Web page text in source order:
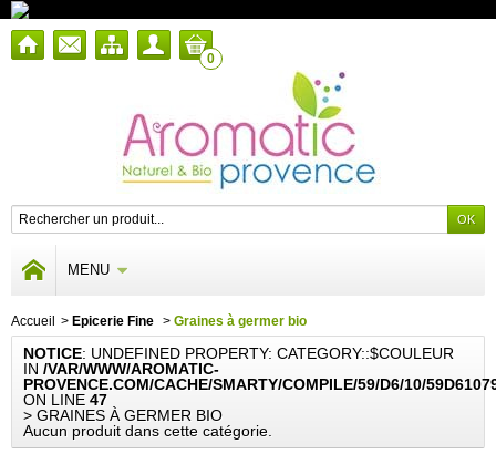
0
MENU
Accueil > Epicerie Fine > Graines à germer bio
NOTICE: UNDEFINED PROPERTY: CATEGORY::$COULEUR
IN /VAR/WWW/AROMATIC-
PROVENCE.COM/CACHE/SMARTY/COMPILE/59/D6/10/
ON LINE 47
> GRAINES À GERMER BIO
Aucun produit dans cette catégorie.